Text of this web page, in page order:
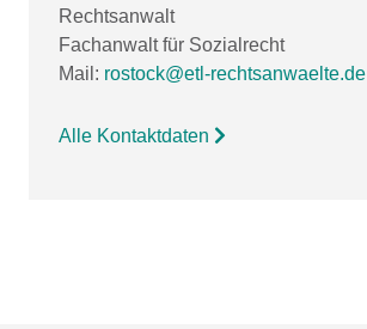
Rechtsanwalt
Fachanwalt für Sozialrecht
Mail: rostock@etl-rechtsanwaelte.de
Alle Kontaktdaten